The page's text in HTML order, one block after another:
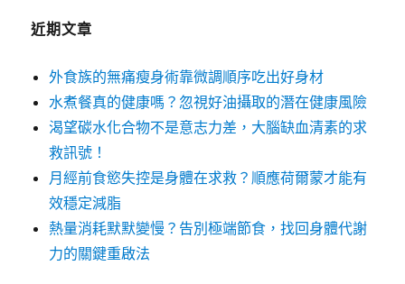
近期文章
外食族的無痛瘦身術靠微調順序吃出好身材
水煮餐真的健康嗎？忽視好油攝取的潛在健康風險
渴望碳水化合物不是意志力差，大腦缺血清素的求
救訊號！
月經前食慾失控是身體在求救？順應荷爾蒙才能有
效穩定減脂
熱量消耗默默變慢？告別極端節食，找回身體代謝
力的關鍵重啟法